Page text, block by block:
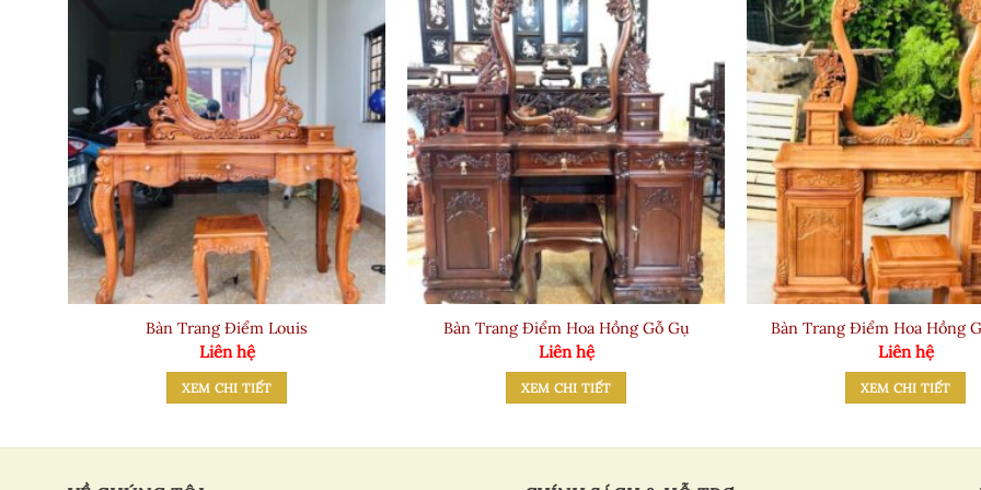
Bàn Trang Điểm Louis
Liên hệ
XEM CHI TIẾT
Bàn Trang Điểm Hoa Hồng Gỗ Gụ
Liên hệ
XEM CHI TIẾT
Bàn Trang Điểm Hoa Hồng
Liên hệ
XEM CHI TIẾT